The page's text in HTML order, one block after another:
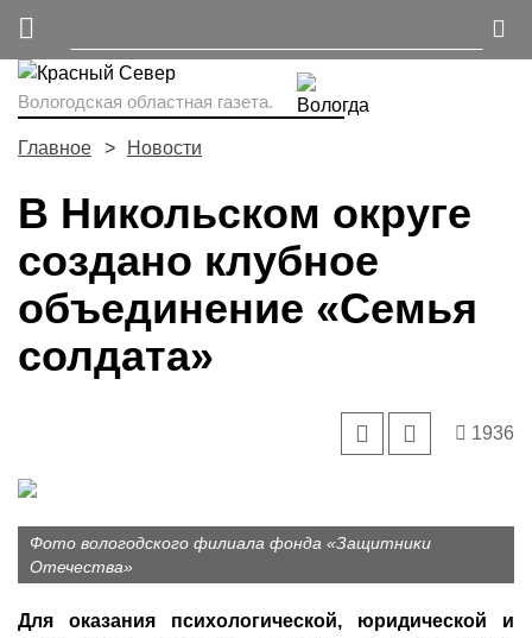
Вологодская областная газета.
Главное Новости
В Никольском округе
создано клубное
объединение «Семья
солдата»
1936
Фото вологодского филиала фонда «Защитники
Отечества»
Для оказания психологической, юридической и